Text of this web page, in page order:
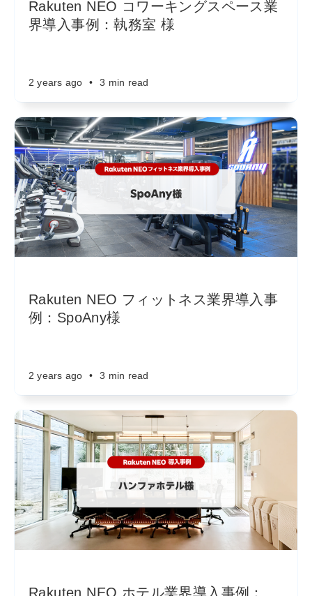
Rakuten NEO コワーキングスペース業
界導入事例：執務室 様
2 years ago • 3 min read
Rakuten NEO フィットネス業界導入事
例：SpoAny様
2 years ago • 3 min read
Rakuten NEO ホテル業界導入事例：